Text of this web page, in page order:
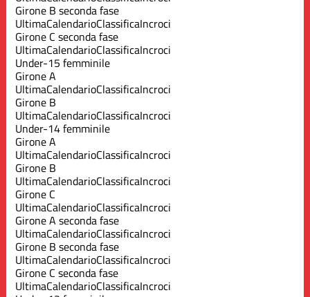
Girone B seconda fase
UltimaCalendarioClassificaIncroci
Girone C seconda fase
UltimaCalendarioClassificaIncroci
Under-15 femminile
Girone A
UltimaCalendarioClassificaIncroci
Girone B
UltimaCalendarioClassificaIncroci
Under-14 femminile
Girone A
UltimaCalendarioClassificaIncroci
Girone B
UltimaCalendarioClassificaIncroci
Girone C
UltimaCalendarioClassificaIncroci
Girone A seconda fase
UltimaCalendarioClassificaIncroci
Girone B seconda fase
UltimaCalendarioClassificaIncroci
Girone C seconda fase
UltimaCalendarioClassificaIncroci